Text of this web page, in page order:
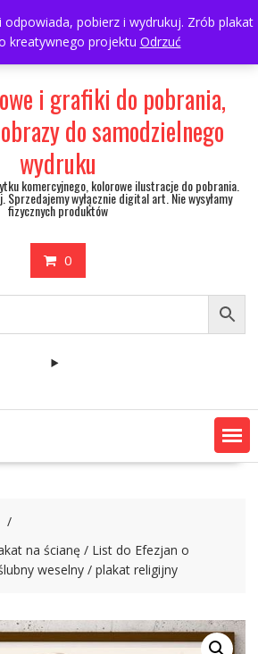
odpowiada, pobierz i wydrukuj. Zrób plakat
kreatywnego projektu Odrzuć
walulik@gmail.com
My Account
i grafiki do pobrania,
do samodzielnego
wydruku
komercyjnego, kolorowe ilustracje do pobrania.
Sprzedajemy wyłącznie digital art. Nie wysyłamy
fizycznych produktów
0
na ścianę / List do Efezjan o
weselny / plakat religijny